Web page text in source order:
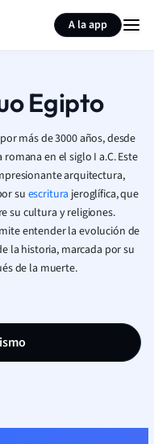
A la app
Egipto
más de 3000 años, desde
en el siglo I a.C. Este
arquitectura,
su escritura jeroglífica, que
su cultura y religiones.
entender la evolución de
la historia, marcada por su
de la muerte.
Resumir página